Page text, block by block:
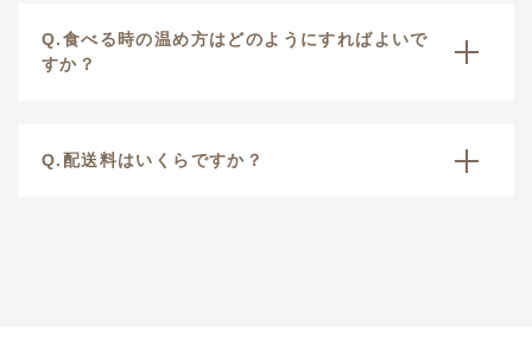
Q.食べる時の温め方はどのようにすればよいで
すか？
Q.配送料はいくらですか？